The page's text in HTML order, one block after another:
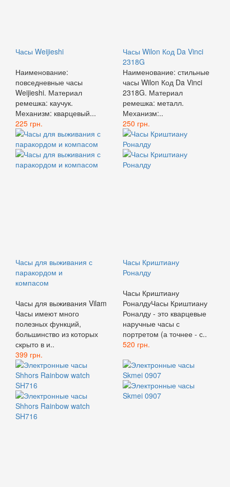
Часы Weijieshi
Наименование:
повседневные часы
Weijieshi. Материал
ремешка: каучук.
Механизм: кварцевый...
225 грн.
Часы Wilon Код Da Vinci
2318G
Наименование: стильные
часы Wilon Код Da Vinci
2318G. Материал
ремешка: металл.
Механизм:..
250 грн.
Часы для выживания с
паракордом и
компасом
Часы для выживания Vilam
Часы имеют много
полезных функций,
большинство из которых
скрыто в и..
399 грн.
Часы Криштиану
Роналду
Часы Криштиану
РоналдуЧасы Криштиану
Роналду - это кварцевые
наручные часы с
портретом (а точнее - с..
520 грн.